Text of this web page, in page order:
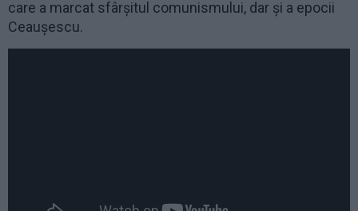
care a marcat sfârșitul comunismului, dar și a epocii
Ceaușescu.